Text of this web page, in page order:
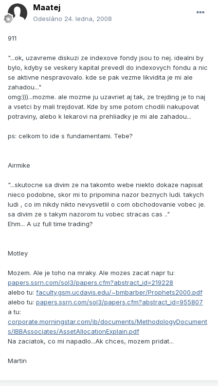
Maatej
Odesláno 24. ledna, 2008
911
"...ok, uzavreme diskuzi ze indexove fondy jsou to nej. idealni by
bylo, kdyby se veskery kapital prevedl do indexovych fondu a nic
se aktivne nespravovalo. kde se pak vezme likvidita je mi ale
zahadou..."
omg:)))...mozme. ale mozme ju uzavriet aj tak, ze trejding je to naj
a vsetci by mali trejdovat. Kde by sme potom chodili nakupovat
potraviny, alebo k lekarovi na prehliadky je mi ale zahadou...
ps: celkom to ide s fundamentami. Tebe?
Airmike
"...skutocne sa divim ze na takomto webe niekto dokaze napisat
nieco podobne, skor mi to pripomina nazor beznych ludi. takych
ludi , co im nikdy nikto nevysvetlil o com obchodovanie vobec je.
sa divim ze s takym nazorom tu vobec stracas cas .."
Ehm... A uz full time trading?
Motley
Mozem. Ale je toho na mraky. Ale mozes zacat napr tu:
papers.ssrn.com/sol3/papers.cfm?abstract_id=219228
alebo tu: faculty.gsm.ucdavis.edu/~bmbarber/Prophets2000.pdf
alebo tu: papers.ssrn.com/sol3/papers.cfm?abstract_id=955807
a tu:
corporate.morningstar.com/ib/documents/MethodologyDocument
s/IBBAssociates/AssetAllocationExplain.pdf
Na zaciatok, co mi napadlo...Ak chces, mozem pridat...
Martin